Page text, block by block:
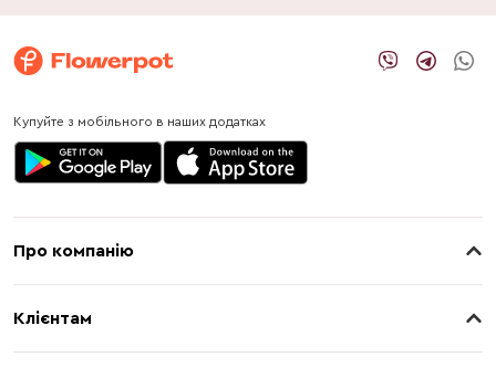
Купуйте з мобільного в наших додатках
Про компанію
Клієнтам